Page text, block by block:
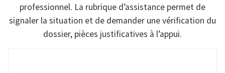
professionnel. La rubrique d’assistance permet de
signaler la situation et de demander une vérification du
dossier, pièces justificatives à l’appui.